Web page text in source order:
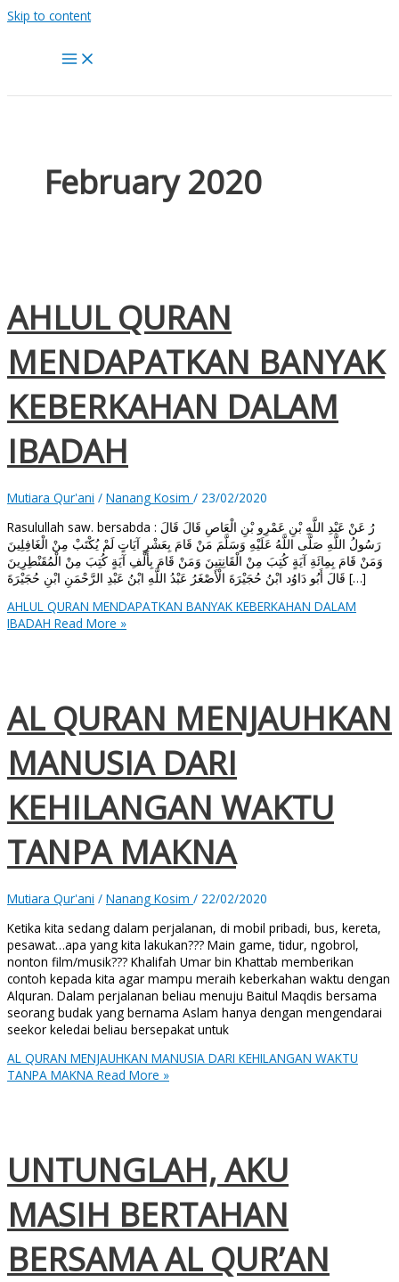
Skip to content
February 2020
AHLUL QURAN
MENDAPATKAN BANYAK
KEBERKAHAN DALAM
IBADAH
Mutiara Qur'ani / Nanang Kosim / 23/02/2020
Rasulullah saw. bersabda : رُ عَنْ عَبْدِ اللَّهِ بْنِ عَمْرِو بْنِ الْعَاصِ قَالَ قَالَ
رَسُولُ اللَّهِ صَلَّى اللَّهُ عَلَيْهِ وَسَلَّمَ مَنْ قَامَ بِعَشْرِ آيَاتٍ لَمْ يُكْتَبْ مِنْ الْغَافِلِينَ
وَمَنْ قَامَ بِمِائَةِ آيَةٍ كُتِبَ مِنْ الْقَانِتِينَ وَمَنْ قَامَ بِأَلْفِ آيَةٍ كُتِبَ مِنْ الْمُقَنْطِرِينَ
قَالَ أَبُو دَاوُد ابْنُ حُجَيْرَةَ الْأَصْغَرُ عَبْدُ اللَّهِ ابْنُ عَبْدِ الرَّحْمَنِ ابْنِ حُجَيْرَةَ […]
AHLUL QURAN MENDAPATKAN BANYAK KEBERKAHAN DALAM
IBADAH Read More »
AL QURAN MENJAUHKAN
MANUSIA DARI
KEHILANGAN WAKTU
TANPA MAKNA
Mutiara Qur'ani / Nanang Kosim / 22/02/2020
Ketika kita sedang dalam perjalanan, di mobil pribadi, bus, kereta,
pesawat…apa yang kita lakukan??? Main game, tidur, ngobrol,
nonton film/musik??? Khalifah Umar bin Khattab memberikan
contoh kepada kita agar mampu meraih keberkahan waktu dengan
Alquran. Dalam perjalanan beliau menuju Baitul Maqdis bersama
seorang budak yang bernama Aslam hanya dengan mengendarai
seekor keledai beliau bersepakat untuk
AL QURAN MENJAUHKAN MANUSIA DARI KEHILANGAN WAKTU
TANPA MAKNA Read More »
UNTUNGLAH, AKU
MASIH BERTAHAN
BERSAMA AL QUR’AN